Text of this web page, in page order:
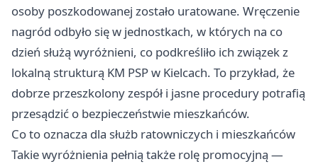
osoby poszkodowanej zostało uratowane. Wręczenie
nagród odbyło się w jednostkach, w których na co
dzień służą wyróżnieni, co podkreśliło ich związek z
lokalną strukturą KM PSP w Kielcach. To przykład, że
dobrze przeszkolony zespół i jasne procedury potrafią
przesądzić o bezpieczeństwie mieszkańców.
Co to oznacza dla służb ratowniczych i mieszkańców
Takie wyróżnienia pełnią także rolę promocyjną —